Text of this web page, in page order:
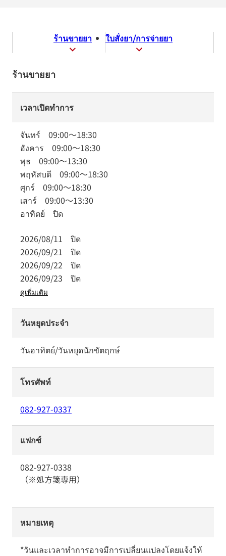
ร้านขายยา ใบสั่งยา/การจ่ายยา
ร้านขายยา
เวลาเปิดทำการ
จันทร์ 09:00～18:30
อังคาร 09:00～18:30
พุธ 09:00～13:30
พฤหัสบดี 09:00～18:30
ศุกร์ 09:00～18:30
เสาร์ 09:00～13:30
อาทิตย์ ปิด
2026/08/11 ปิด
2026/09/21 ปิด
2026/09/22 ปิด
2026/09/23 ปิด
ดูเพิ่มเติม
วันหยุดประจำ
วันอาทิตย์/วันหยุดนักขัตฤกษ์
โทรศัพท์
082-927-0337
แฟกซ์
082-927-0338
（※処方箋専用）
หมายเหตุ
*วันและเวลาทำการอาจมีการเปลี่ยนแปลงโดยแจ้งให้